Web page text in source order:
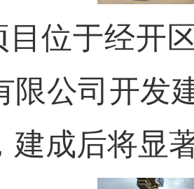
目位于经开
限公司开发
建成后将显